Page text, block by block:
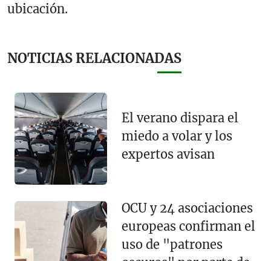
ubicación.
NOTICIAS RELACIONADAS
El verano dispara el
miedo a volar y los
expertos avisan
OCU y 24 asociaciones
europeas confirman el
uso de "patrones